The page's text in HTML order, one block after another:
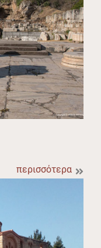
περισσότερα